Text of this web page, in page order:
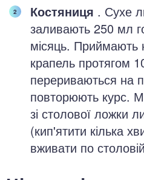
Костяниця . Сухе
заливають 250 мл
місяць. Приймають
крапель протягом
перериваються на
повторюють курс.
зі столової ложки
(кип'ятити кілька
вживати по